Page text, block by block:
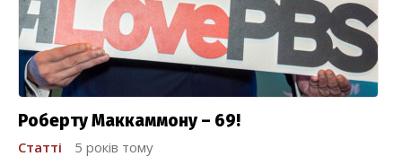
Роберту Маккаммону – 69!
Статті
5 років тому